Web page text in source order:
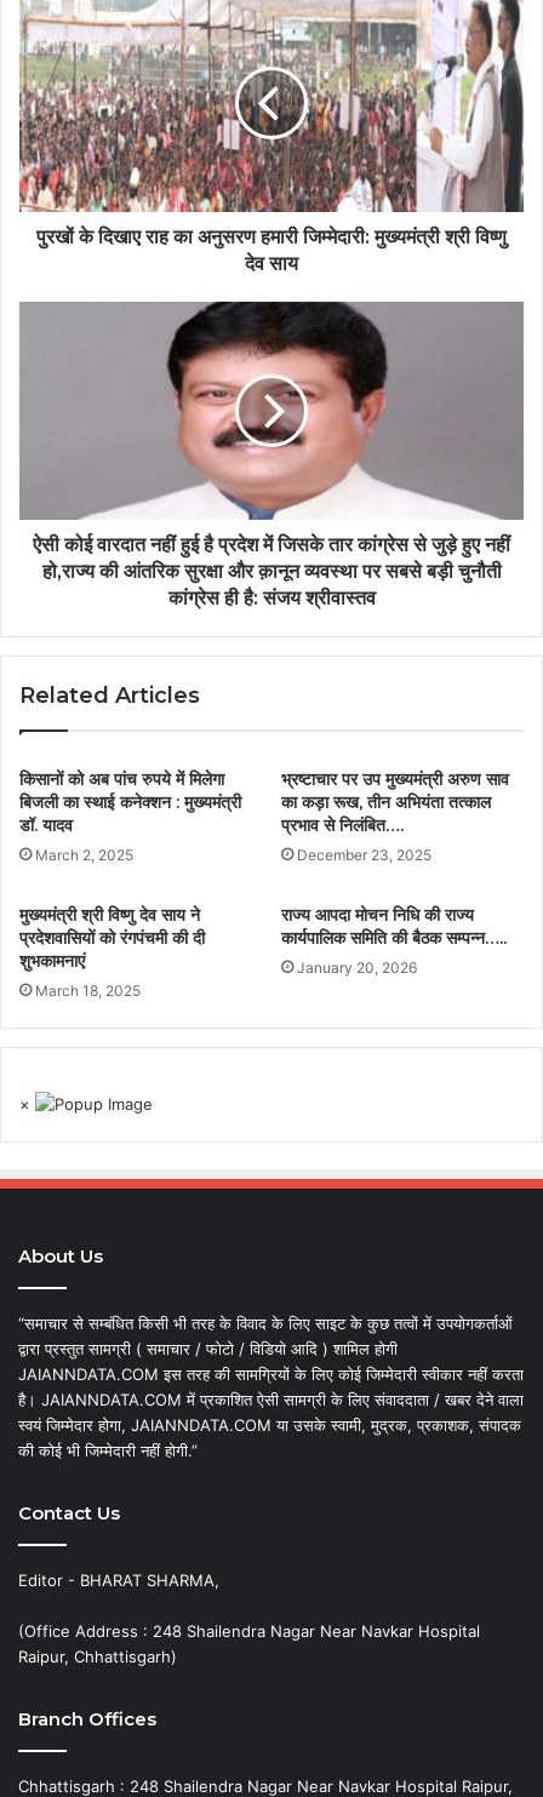
पुरखों के दिखाए राह का अनुसरण हमारी जिम्मेदारी: मुख्यमंत्री श्री विष्णु
देव साय
ऐसी कोई वारदात नहीं हुई है प्रदेश में जिसके तार कांग्रेस से जुड़े हुए नहीं
हो,राज्य की आंतरिक सुरक्षा और क़ानून व्यवस्था पर सबसे बड़ी चुनौती
कांग्रेस ही है: संजय श्रीवास्तव
Related Articles
किसानों को अब पांच रुपये में मिलेगा
बिजली का स्थाई कनेक्शन : मुख्यमंत्री
डॉ. यादव
March 2, 2025
भ्रष्टाचार पर उप मुख्यमंत्री अरुण साव
का कड़ा रूख, तीन अभियंता तत्काल
प्रभाव से निलंबित….
December 23, 2025
मुख्यमंत्री श्री विष्णु देव साय ने
प्रदेशवासियों को रंगपंचमी की दी
शुभकामनाएं
March 18, 2025
राज्य आपदा मोचन निधि की राज्य
कार्यपालिक समिति की बैठक सम्पन्न…..
January 20, 2026
×
About Us
“समाचार से सम्बंधित किसी भी तरह के विवाद के लिए साइट के कुछ तत्वों में उपयोगकर्ताओं
द्वारा प्रस्तुत सामग्री ( समाचार / फोटो / विडियो आदि ) शामिल होगी
JAIANNDATA.COM इस तरह की सामग्रियों के लिए कोई जिम्मेदारी स्वीकार नहीं करता
है। JAIANNDATA.COM में प्रकाशित ऐसी सामग्री के लिए संवाददाता / खबर देने वाला
स्वयं जिम्मेदार होगा, JAIANNDATA.COM या उसके स्वामी, मुद्रक, प्रकाशक, संपादक
की कोई भी जिम्मेदारी नहीं होगी.”
Contact Us
Editor - BHARAT SHARMA,
(Office Address : 248 Shailendra Nagar Near Navkar Hospital
Raipur, Chhattisgarh)
Branch Offices
Chhattisgarh : 248 Shailendra Nagar Near Navkar Hospital Raipur,